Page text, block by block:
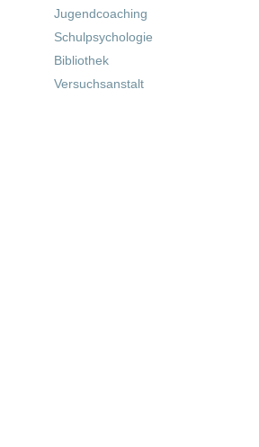
Jugendcoaching
Schulpsychologie
Bibliothek
Versuchsanstalt